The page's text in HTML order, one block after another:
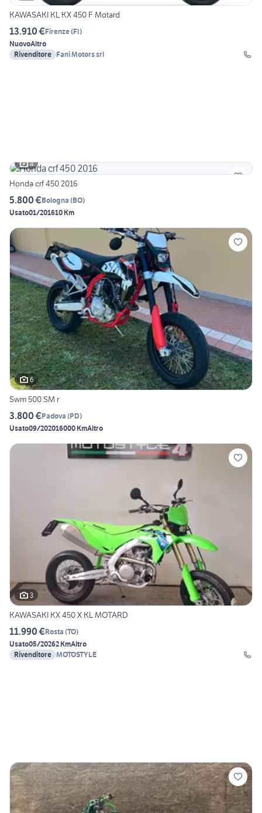
KAWASAKI KL KX 450 F Motard
13.910 €Firenze(FI)
NuovoAltro
Rivenditore Fani Motors srl
4
Honda crf 450 2016
5.800 €Bologna (BO)
Usato01/201610 Km
6
Swm 500 SM r
3.800 €Padova (PD)
Usato09/202016000 KmAltro
3
KAWASAKI KX 450 X KL MOTARD
11.990 €Rosta (TO)
Usato05/20262 KmAltro
Rivenditore MOTOSTYLE